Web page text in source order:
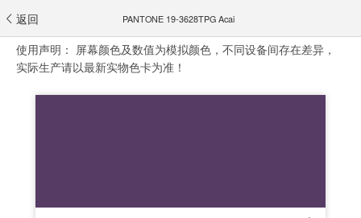
返回 PANTONE 19-3628TPG Acai
使用声明： 屏幕颜色及数值为模拟颜色，不同设备间存在差异，
实际生产请以最新实物色卡为准！